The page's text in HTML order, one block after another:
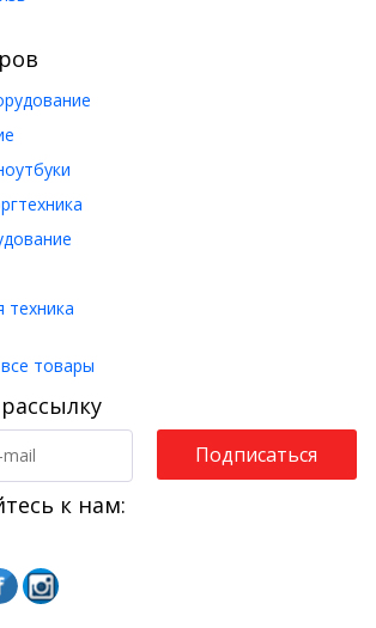
техника
товары
Подписаться
к нам: